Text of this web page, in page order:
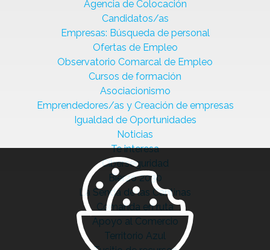
Agencia de Colocación
Candidatos/as
Empresas: Búsqueda de personal
Ofertas de Empleo
Observatorio Comarcal de Empleo
Cursos de formación
Asociacionismo
Emprendedores/as y Creación de empresas
Igualdad de Oportunidades
Noticias
Te interesa
Ciberseguridad
Bierzo 2030
La Senda de las Cantinas
Comanda en ruta
Apoyo al Comercio
Territorio Azul